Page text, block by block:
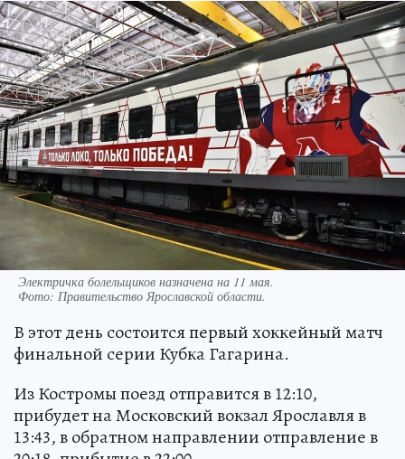
Электричка болельщиков назначена на 11 мая.
Фото: Правительство Ярославской области.
В этот день состоится первый хоккейный матч
финальной серии Кубка Гагарина.
Из Костромы поезд отправится в 12:10,
прибудет на Московский вокзал Ярославля в
13:43, в обратном направлении отправление в